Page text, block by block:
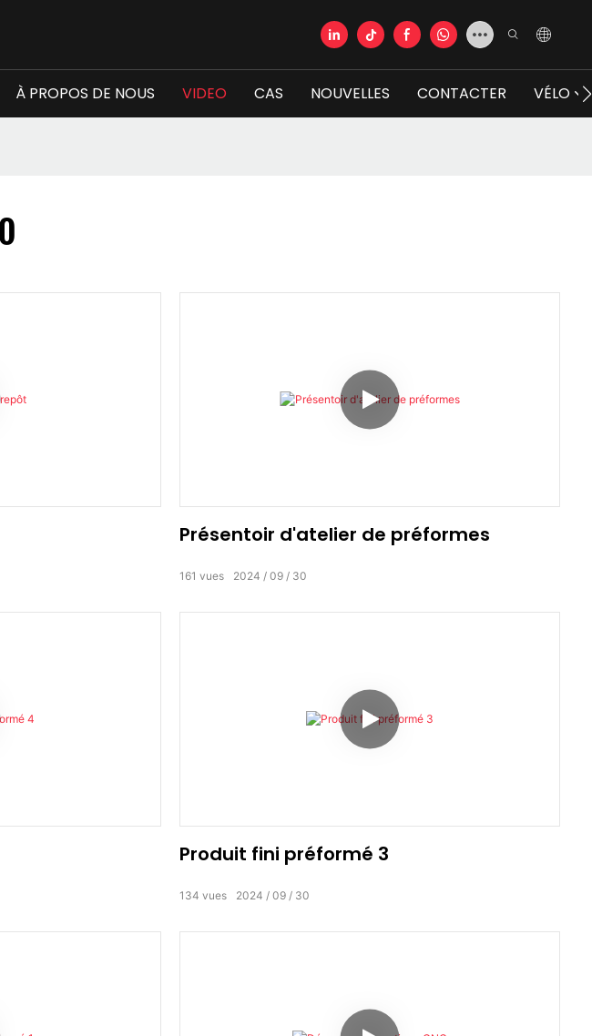
À PROPOS DE NOUS VIDEO CAS NOUVELLES CONTACTER VÉLO
Présentoir d'atelier de préformes
2024 09 30
161 vues
Produit fini préformé 3
2024 09 30
134 vues